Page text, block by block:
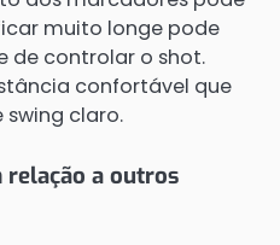
muito longe pode
de controlar o shot.
confortável que
claro.
relação a outros